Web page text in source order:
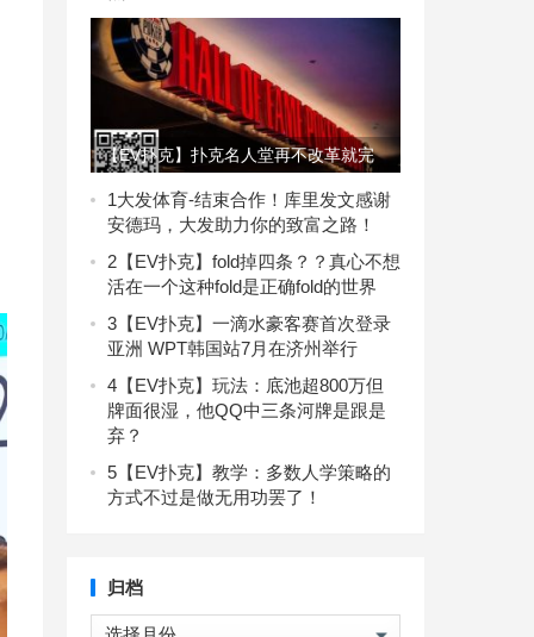
【EV扑克】扑克名人堂再不改革就完
了！有人提出全新入选流程，大有搞
头！
1大发体育-结束合作！库里发文感谢
安德玛，大发助力你的致富之路！
2 【EV扑克】fold掉四条？？真心不想
活在一个这种fold是正确fold的世界
3 【EV扑克】一滴水豪客赛首次登录
亚洲 WPT韩国站7月在济州举行
4 【EV扑克】玩法：底池超800万但
牌面很湿，他QQ中三条河牌是跟是
弃？
5 【EV扑克】教学：多数人学策略的
方式不过是做无用功罢了！
归档
归